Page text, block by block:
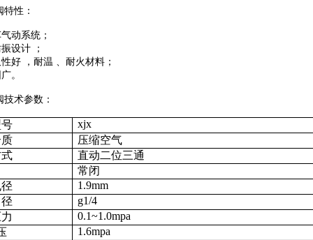
性：
动系统；
设计 ；
好 ， 耐温
耐火材料；
。
术参数：
xjx
压缩空气
直动二位三通
常闭
1.9mm
g1/4
0.1~1.0mpa
1.6mpa